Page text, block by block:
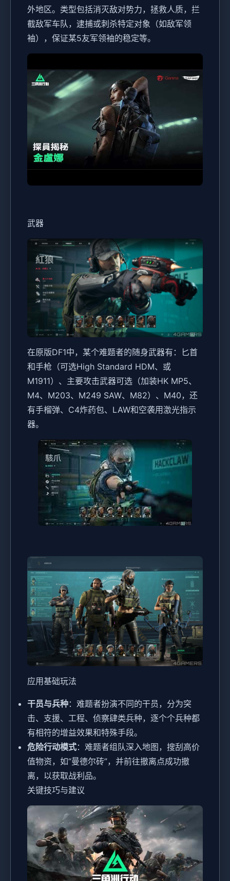
外地区。类型包括消灭敌对势力，拯救人质，拦
截敌军车队，逮捕或刺杀特定对象（如敌军领
袖），保证某5友军领袖的稳定等。
武器
在原版DF1中，某个难题者的随身武器有：匕首
和手枪（可选High Standard HDM、或
M1911）、主要攻击武器可选（加装HK MP5、
M4、M203、M249 SAW、M82）、M40，还
有手榴弹、C4炸药包、LAW和空袭用激光指示
器。
应用基础玩法
干员与兵种：难题者扮演不同的干员，分为突
击、支援、工程、侦察肆类兵种，逐个个兵种都
有相符的增益效果和特殊手段。
危险行动模式：难题者组队深入地图，搜刮高价
值物资，如“曼德尔砖”，并前往撤离点成功撤
离，以获取战利品。
关键技巧与建议